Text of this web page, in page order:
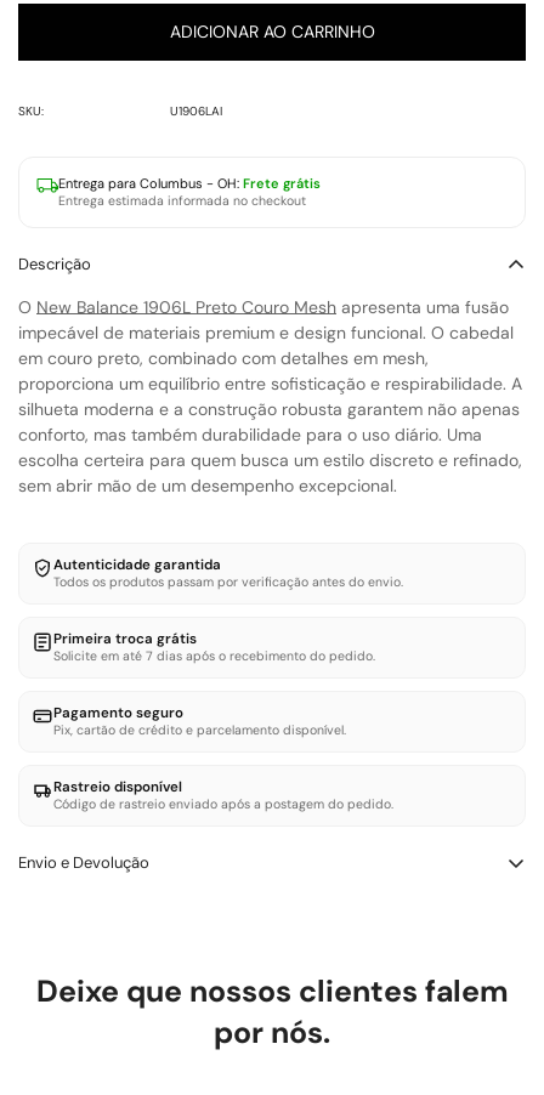
ADICIONAR AO CARRINHO
SKU: U1906LAI
Entrega para Columbus - OH: Frete grátis
Entrega estimada informada no checkout
Descrição
O New Balance 1906L Preto Couro Mesh apresenta uma fusão
impecável de materiais premium e design funcional. O cabedal
em couro preto, combinado com detalhes em mesh,
proporciona um equilíbrio entre sofisticação e respirabilidade. A
silhueta moderna e a construção robusta garantem não apenas
conforto, mas também durabilidade para o uso diário. Uma
escolha certeira para quem busca um estilo discreto e refinado,
sem abrir mão de um desempenho excepcional.
Autenticidade garantida
Todos os produtos passam por verificação antes do envio.
Primeira troca grátis
Solicite em até 7 dias após o recebimento do pedido.
Pagamento seguro
Pix, cartão de crédito e parcelamento disponível.
Rastreio disponível
Código de rastreio enviado após a postagem do pedido.
Envio e Devolução
Defeito de fabricação: trocamos ou reembolsamos sem custo.
Troca por tamanho ou modelo: a primeira é gratuita. Devolução
por arrependimento: reembolso integral, incluindo frete.
Deixe que nossos clientes falem
por nós.